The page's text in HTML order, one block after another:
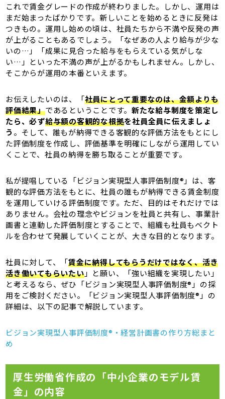
これで賃金グレードの作成が終わりました。しかし、運用は
まだ始まったばかりです。新しいことを始めるときに反発は
つきもの。運用し始めの頃は、社員たちから不満や反発の声
が上がることもあるでしょう。「なぜあの人より給与が少な
いの…」「成果に見合った給与をもらえている気がしな
い…」といった不満の声が上がるかもしれません。しかし、
そこからが運用の本番といえます。
お伝えしたいのは、「社員にとって重要なのは、金額よりも
評価結果」であるということです。新たな給与制度を策定し
たら、必ず給与額の客観的な根拠を社員全員に伝えましょ
う 。そして、誰もが納得できる客観的な評価方法をもとにし
た評価制度を作成し、評価基準を明確にしながら運用してい
くことで、社員の納得を勝ち取ることが重要です。
私が提唱している「ビジョン実現型人事評価制度®」は、客
観的な評価方法をもとに、社員の誰もが納得できる賃金制度
を運用していける評価制度です。ただ、目的はそれだけでは
ありません。会社の理念やビジョンを社員と共有し、事業計
画書と連動した評価制度とすることで、組織も社員もベクト
ルを合わせて発展していくことが、大きな目的となります。
社員に対して、「賃金に納得してもらうだけではなく、活き
活き働いてもらいたい」と願い、「強い組織を実現したい」
と考えるなら、ぜひ「ビジョン実現型人事評価制度®」の採
用をご検討ください。「ビジョン実現型人事評価制度®」の
詳細は、以下の記事で解説しています。
ビジョン実現型人事評価制度®・経営計画書の作り方総まと
め
厚生労働省作成の「中小企業のモデル賃
金」の内容